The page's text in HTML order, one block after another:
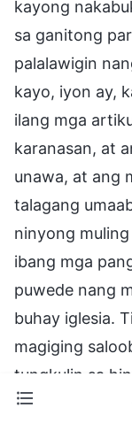
kayong
sa ganitong
palalawigin
kayo, iyon ay,
ilang mga
karanasan, at
unawa, at ang
talagang
ninyong
ibang mga
puwede nang
buhay iglesia.
magiging
tungkulin sa
kayong